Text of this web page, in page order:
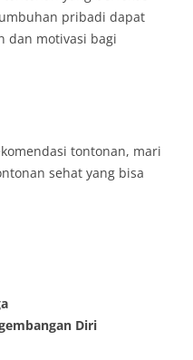
pribadi dapat
dan motivasi bagi
tontonan, mari
sehat yang bisa
Diri